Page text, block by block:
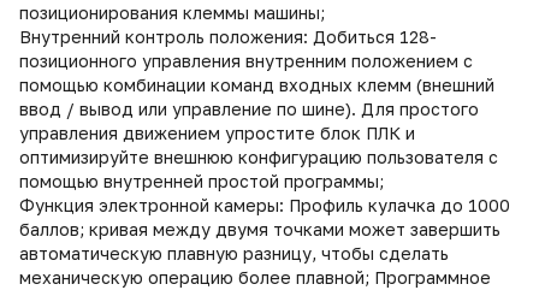
позиционирования клеммы машины;
Внутренний контроль положения: Добиться 128-
позиционного управления внутренним положением с
помощью комбинации команд входных клемм (внешний
ввод / вывод или управление по шине). Для простого
управления движением упростите блок ПЛК и
оптимизируйте внешнюю конфигурацию пользователя с
помощью внутренней простой программы;
Функция электронной камеры: Профиль кулачка до 1000
баллов; кривая между двумя точками может завершить
автоматическую плавную разницу, чтобы сделать
механическую операцию более плавной; Программное